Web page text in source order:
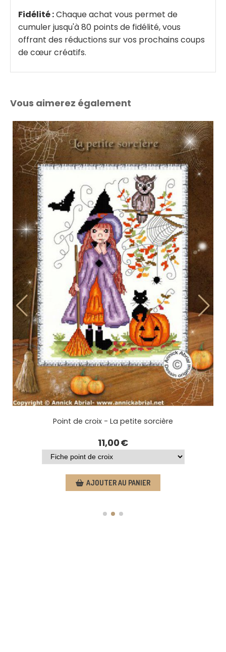
Fidélité :Chaque achat vous permet de
cumuler jusqu'à 80 points de fidélité, vous
offrant des réductions sur vos prochains coups
de cœur créatifs.
Vous aimerez également
Point de croix - Halloween
11,00€
AJOUTER AU PANIER